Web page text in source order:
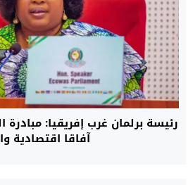
رئيسة برلمان غرب إفريقيا:
آفاقا اقتصادية